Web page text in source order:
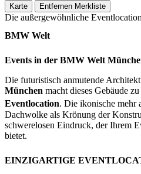
Karte Entfernen Merkliste
Die außergewöhnliche
BMW Welt
Events in der BMW Welt
Die futuristisch anmutende
München macht dieses Gebäude
Eventlocation. Die ikonische mehr
Dachwolke als Krönung der
schwerelosen Eindruck, der Ihrem
bietet.
EINZIGARTIGE